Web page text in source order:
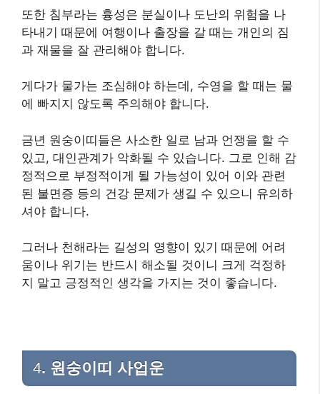
또한 침부라는 흉성은 분실이나 도난의 위험을 나
타내기 때문에 여행이나 출장을 갈 때는 개인의 짐
과 재물을 잘 관리해야 합니다.
게다가 물가는 조심해야 하는데, 수영을 할 때는 물
에 빠지지 않도록 주의해야 합니다.
​금년 원숭이띠들은 사소한 일로 남과 언쟁을 할 수
있고, 대인관계가 악화될 수 있습니다. 그로 인해 감
정적으로 부정적이게 될 가능성이 있어 이와 관련
된 불면증 등의 건강 문제가 생길 수 있으니 유의하
셔야 합니다.
그러나 천해라는 길성의 영향이 있기 때문에 어려
움이나 위기는 반드시 해소될 것이니 크게 걱정하
지 말고 긍정적인 생각을 가지는 것이 좋습니다.
4. 원숭이띠 사업운